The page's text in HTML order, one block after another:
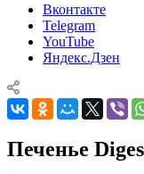
Вконтакте
Telegram
YouTube
Яндекс.Дзен
Печенье